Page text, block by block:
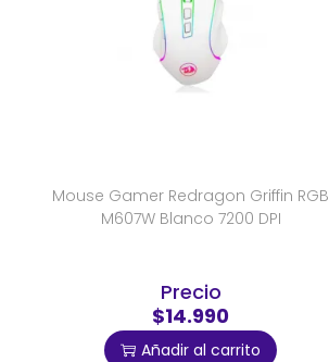
Mouse Gamer Redragon Griffin RGB
M607W Blanco 7200 DPI
Precio
$14.990
Añadir al carrito